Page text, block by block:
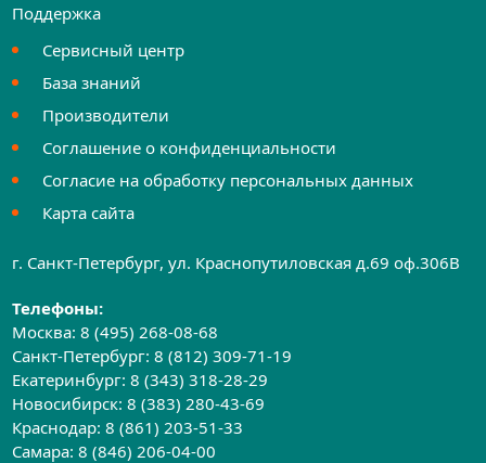
Поддержка
Сервисный центр
База знаний
Производители
Соглашение о конфиденциальности
Согласие на обработку персональных данных
Карта сайта
г. Санкт-Петербург, ул. Краснопутиловская д.69 оф.306B
Телефоны:
Москва:8 (495) 268-08-68
Санкт-Петербург:8 (812) 309-71-19
Екатеринбург:8 (343) 318-28-29
Новосибирск:8 (383) 280-43-69
Краснодар:8 (861) 203-51-33
Самара:8 (846) 206-04-00